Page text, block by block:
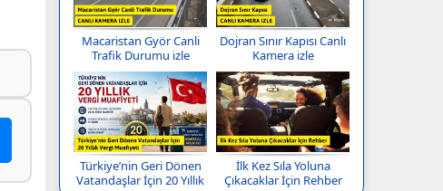
Macaristan Györ Canli
Trafik Durumu izle
Dojran Sınır Kapısı Canlı
Kamera izle
Türkiye’nin Geri Dönen
Vatandaşlar İçin 20 Yıllık
İlk Kez Sıla Yoluna
Çıkacaklar İçin Rehber